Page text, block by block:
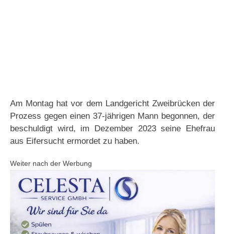
Am Montag hat vor dem Landgericht Zweibrücken der
Prozess gegen einen 37-jährigen Mann begonnen, der
beschuldigt wird, im Dezember 2023 seine Ehefrau
aus Eifersucht ermordet zu haben.
Weiter nach der Werbung